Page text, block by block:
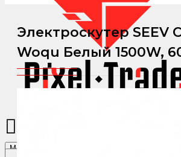
Menu
Электроскутер SEEV
Woqu Белый 1500W,